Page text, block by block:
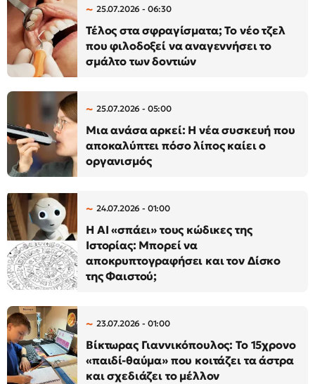
25.07.2026 - 06:30
Τέλος στα σφραγίσματα; Το νέο τζελ
που φιλοδοξεί να αναγεννήσει το
σμάλτο των δοντιών
25.07.2026 - 05:00
Μια ανάσα αρκεί: Η νέα συσκευή που
αποκαλύπτει πόσο λίπος καίει ο
οργανισμός
24.07.2026 - 01:00
Η AI «σπάει» τους κώδικες της
Ιστορίας: Μπορεί να
αποκρυπτογραφήσει και τον Δίσκο
της Φαιστού;
23.07.2026 - 01:00
Βίκτωρας Γιαννικόπουλος: Το 15χρονο
«παιδί-θαύμα» που κοιτάζει τα άστρα
και σχεδιάζει το μέλλον